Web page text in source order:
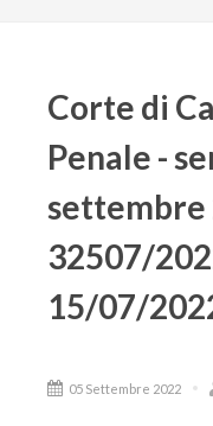
Corte di
Penale -
settembre
32507/
15/07/
05 Settembre 2022